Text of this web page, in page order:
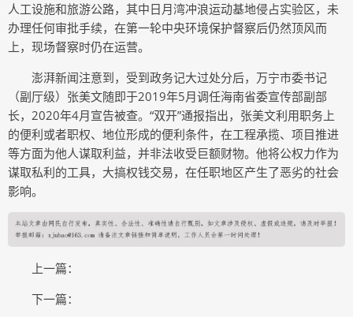
人工设施和旅游公路，其中日月湾冲浪运动基地侵占实验区，未
办理任何审批手续，在第一轮中央环境保护督察后仍然顶风而
上，现场督察时仍在运营。
澎湃新闻注意到，受到政务记大过处分后，万宁市委书记
（副厅级）张美文随即于2019年5月调任海南省委宣传部副部
长，2020年4月宣告被查。“双开”通报指出，张美文利用职务上
的便利或者职权、地位形成的便利条件，在工程承揽、项目推进
等方面为他人谋取利益，并非法收受巨额财物。他将公权力作为
谋取私利的工具，大搞权钱交易，在任职地区产生了恶劣的社会
影响。
上一篇：
下一篇：